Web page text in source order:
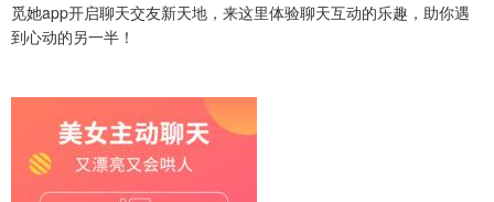
觅她app开启聊天交友新天地，来这里体验聊天互动的乐趣，助你遇
到心动的另一半！